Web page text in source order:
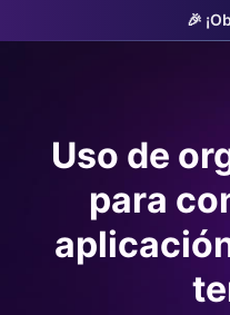
🎉
Uso de
para